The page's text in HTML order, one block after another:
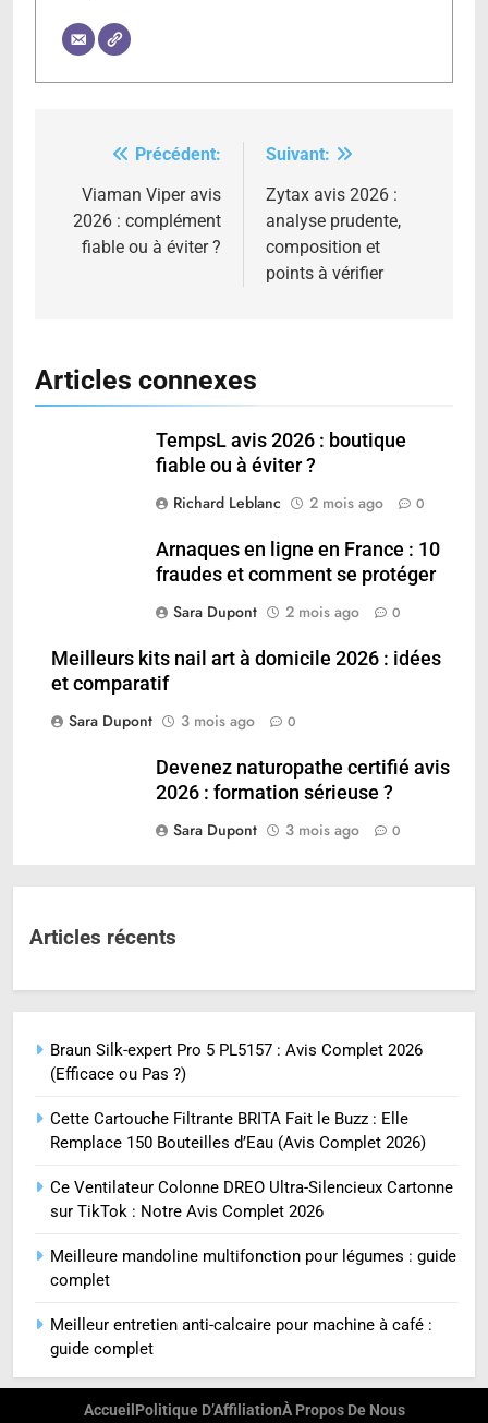
Navigation
de
l’article
Précédent:
Viaman Viper avis
2026 : complément
fiable ou à éviter ?
Suivant:
Zytax avis 2026 :
analyse prudente,
composition et
points à vérifier
Articles connexes
TempsL avis 2026 : boutique
fiable ou à éviter ?
Richard Leblanc
2 mois ago 0
Arnaques en ligne en France : 10
fraudes et comment se protéger
Sara Dupont
2 mois ago 0
Meilleurs kits nail art à domicile 2026 : idées
et comparatif
Sara Dupont
3 mois ago 0
Devenez naturopathe certifié avis
2026 : formation sérieuse ?
Sara Dupont
3 mois ago 0
Articles récents
Braun Silk-expert Pro 5 PL5157 : Avis Complet 2026
(Efficace ou Pas ?)
Cette Cartouche Filtrante BRITA Fait le Buzz : Elle
Remplace 150 Bouteilles d’Eau (Avis Complet 2026)
Ce Ventilateur Colonne DREO Ultra-Silencieux Cartonne
sur TikTok : Notre Avis Complet 2026
Meilleure mandoline multifonction pour légumes : guide
complet
Meilleur entretien anti-calcaire pour machine à café :
guide complet
Accueil Politique D’AffiliationÀ Propos De Nous